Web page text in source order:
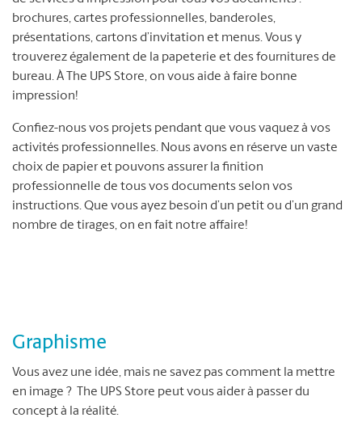
brochures, cartes professionnelles, banderoles,
présentations, cartons d’invitation et menus. Vous y
trouverez également de la papeterie et des fournitures de
bureau. À The UPS Store, on vous aide à faire bonne
impression!
Confiez-nous vos projets pendant que vous vaquez à vos
activités professionnelles. Nous avons en réserve un vaste
choix de papier et pouvons assurer la finition
professionnelle de tous vos documents selon vos
instructions. Que vous ayez besoin d’un petit ou d’un grand
nombre de tirages, on en fait notre affaire!
Graphisme
Vous avez une idée, mais ne savez pas comment la mettre
en image ? The UPS Store peut vous aider à passer du
concept à la réalité.